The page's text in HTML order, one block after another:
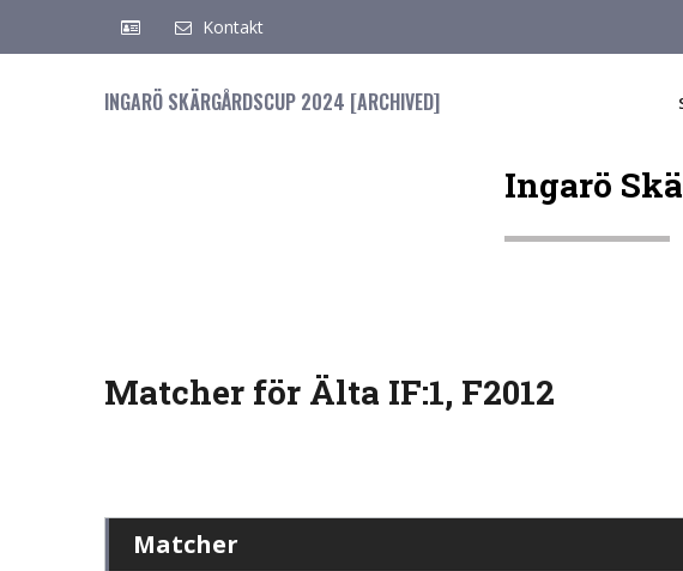
Kontakt
INGARÖ SKÄRGÅRDSCUP 2024 [ARCHIVED]
Ingarö
Matcher för Älta IF:1, F2012
Matcher